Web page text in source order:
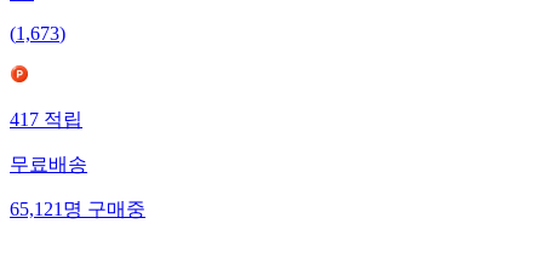
(1,673)
417적립
무료배송
65,121명구매중